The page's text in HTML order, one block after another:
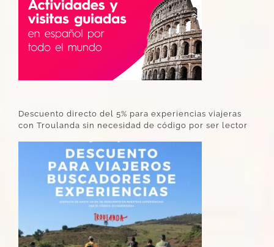
Descuento directo del 5% para experiencias viajeras
con Troulanda sin necesidad de código por ser lector